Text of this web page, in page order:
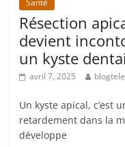
Résection
devient
un kyste
avril 7, 2025
Un kyste apical, c’est
retardement dans la
développe